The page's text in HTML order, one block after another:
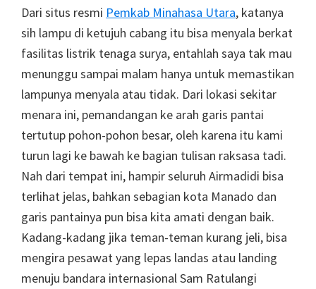
Dari situs resmi Pemkab Minahasa Utara, katanya
sih lampu di ketujuh cabang itu bisa menyala berkat
fasilitas listrik tenaga surya, entahlah saya tak mau
menunggu sampai malam hanya untuk memastikan
lampunya menyala atau tidak. Dari lokasi sekitar
menara ini, pemandangan ke arah garis pantai
tertutup pohon-pohon besar, oleh karena itu kami
turun lagi ke bawah ke bagian tulisan raksasa tadi.
Nah dari tempat ini, hampir seluruh Airmadidi bisa
terlihat jelas, bahkan sebagian kota Manado dan
garis pantainya pun bisa kita amati dengan baik.
Kadang-kadang jika teman-teman kurang jeli, bisa
mengira pesawat yang lepas landas atau landing
menuju bandara internasional Sam Ratulangi